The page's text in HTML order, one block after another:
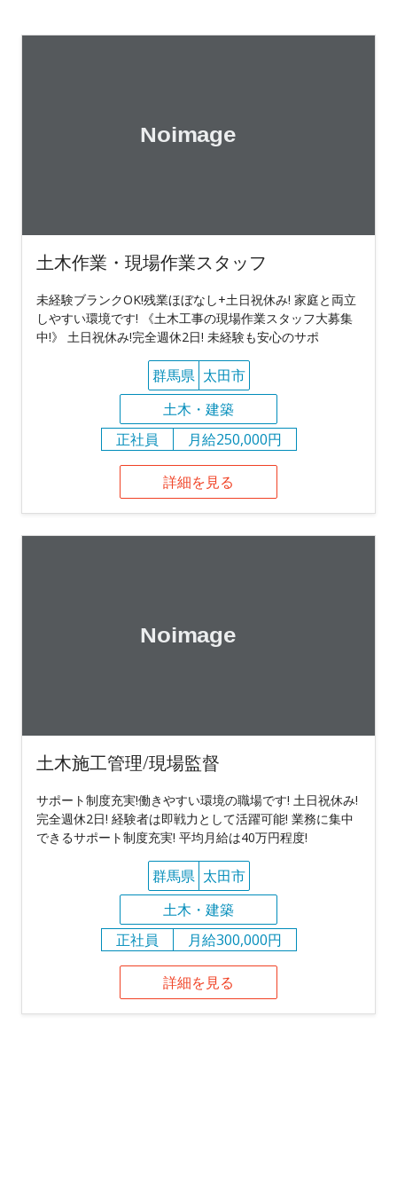
土木作業・現場作業スタッフ
未経験ブランクOK!残業ほぼなし+土日祝休み! 家庭と両立
しやすい環境です! 《土木工事の現場作業スタッフ大募集
中!》 土日祝休み!完全週休2日! 未経験も安心のサポ
群馬県 太田市
土木・建築
正社員
月給250,000円
詳細を見る
土木施工管理/現場監督
サポート制度充実!働きやすい環境の職場です! 土日祝休み!
完全週休2日! 経験者は即戦力として活躍可能! 業務に集中
できるサポート制度充実! 平均月給は40万円程度!
群馬県 太田市
土木・建築
正社員
月給300,000円
詳細を見る